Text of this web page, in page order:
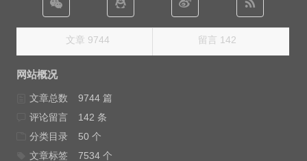
文章 9744 留言 142
网站概况
文章总数
9744 篇
评论留言
142 条
分类目录
50 个
文章标签
7534 个